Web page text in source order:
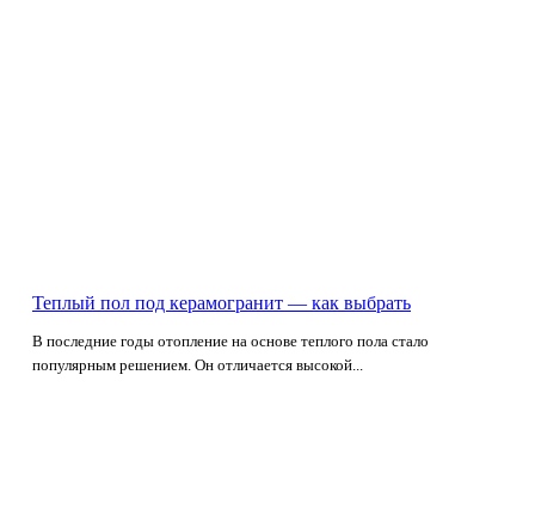
Теплый пол под керамогранит — как выбрать
В последние годы отопление на основе теплого пола стало
популярным решением. Он отличается высокой...